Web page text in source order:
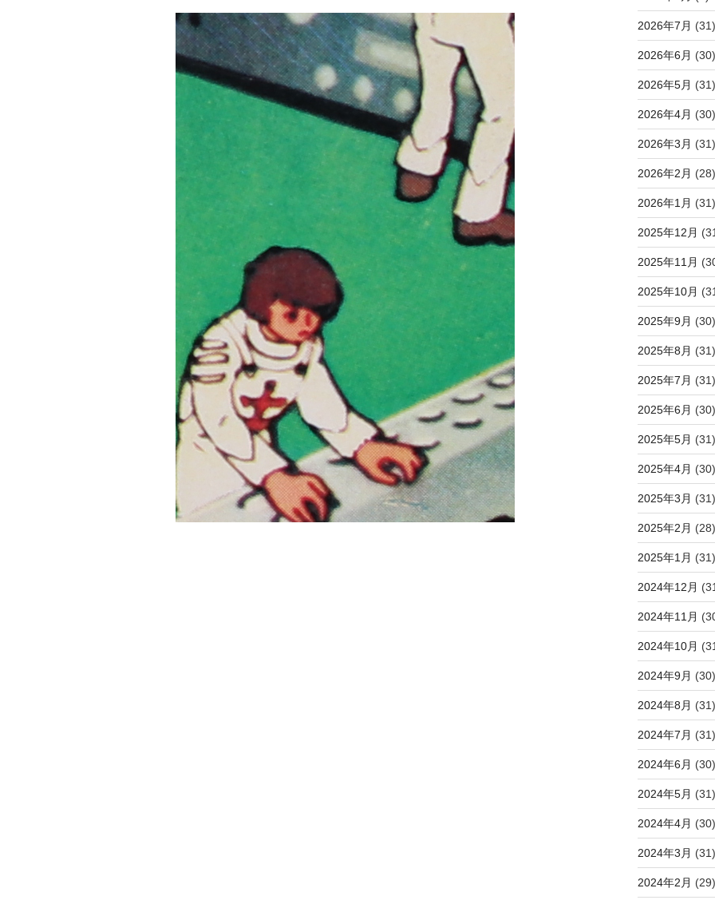
2026年7月 (31)
2026年6月 (30)
2026年5月 (31)
2026年4月 (30)
2026年3月 (31)
2026年2月 (28)
2026年1月 (31)
2025年12月
2025年11月
2025年10月
2025年9月 (30)
2025年8月 (31)
2025年7月 (31)
2025年6月 (30)
2025年5月 (31)
2025年4月 (30)
2025年3月 (31)
2025年2月 (28)
2025年1月 (31)
2024年12月
2024年11月
2024年10月
2024年9月 (30)
2024年8月 (31)
2024年7月 (31)
2024年6月 (30)
2024年5月 (31)
2024年4月 (30)
2024年3月 (31)
2024年2月 (29)